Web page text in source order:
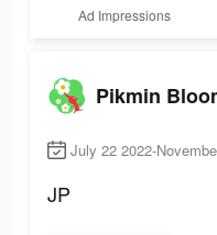
Ad Impressions
Pikmin
July 22 2022-
JP